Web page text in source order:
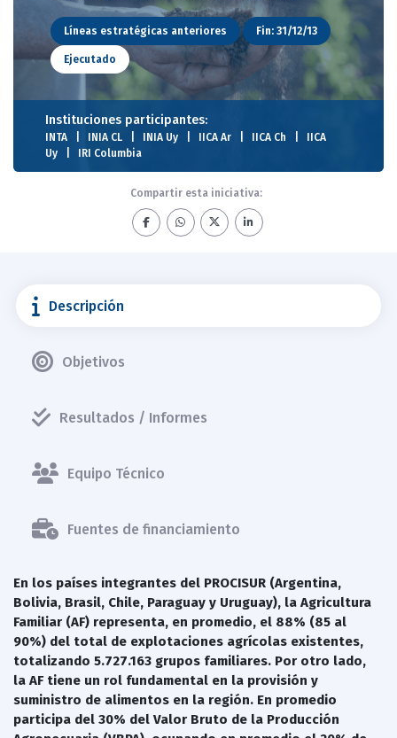
Líneas estratégicas anteriores Fin: 31/12/13
Ejecutado
Instituciones participantes:
INTA INIA CL INIA Uy IICA Ar IICA Ch
IICA
Uy
IRI Columbia
Compartir esta iniciativa:
Descripción
Objetivos
Resultados / Informes
Equipo Técnico
Fuentes de financiamiento
En los países integrantes del PROCISUR (Argentina,
Bolivia, Brasil, Chile, Paraguay y Uruguay), la Agricultura
Familiar (AF) representa, en promedio, el 88% (85 al
90%) del total de explotaciones agrícolas existentes,
totalizando 5.727.163 grupos familiares. Por otro lado,
la AF tiene un rol fundamental en la provisión y
suministro de alimentos en la región. En promedio
participa del 30% del Valor Bruto de la Producción